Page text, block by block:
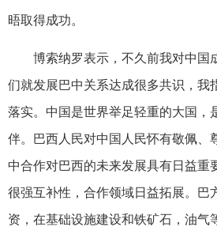
晤取得成功。
博索纳罗表示，不久前我对中国
们就发展巴中关系达成很多共识，我
落实。中国是世界举足轻重的大国，
伴。巴西人民对中国人民怀有敬佩、
中合作对巴西的未来发展具有日益重
很强互补性，合作领域日益拓展。巴
资，在基础设施建设和铁矿石，油气